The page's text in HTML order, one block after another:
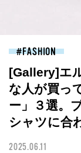
FASHION
[Gallery]エ
な人が買っ
ー」３選。
シャツに合
2025.06.11